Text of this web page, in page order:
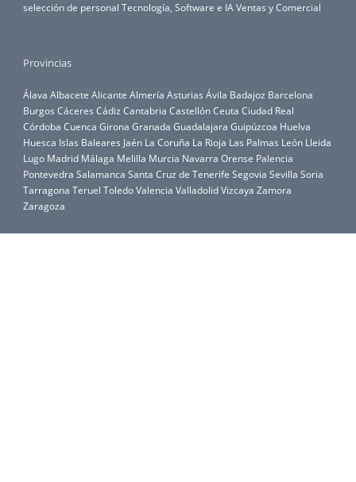
selección de personal Tecnología, Software e IAVentas y Comercial
Provincias
Álava Albacete Alicante Almería Asturias Ávila Badajoz Barcelona
Burgos Cáceres Cádiz Cantabria CastellónCeuta Ciudad Real
Córdoba Cuenca Girona Granada Guadalajara Guipúzcoa Huelva
Huesca Islas Baleares Jaén La Coruña La Rioja Las Palmas León Lleida
Lugo Madrid Málaga Melilla Murcia Navarra Orense Palencia
Pontevedra Salamanca Santa Cruz de Tenerife Segovia Sevilla Soria
Tarragona Teruel ToledoValencia ValladolidVizcaya Zamora
Zaragoza